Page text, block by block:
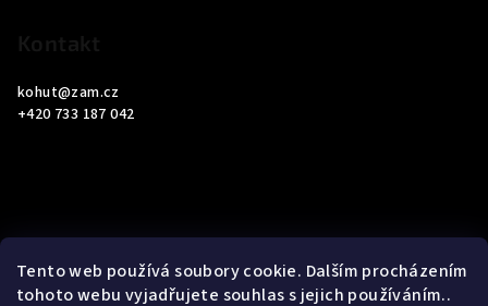
Tento web používá soubory cookie. Dalším procházením
tohoto webu vyjadřujete souhlas s jejich používáním..
kohut@zam.cz
+420 733 187 042
Informace pro vás